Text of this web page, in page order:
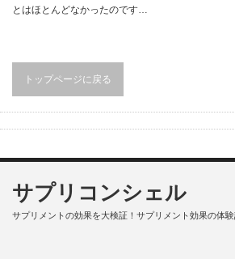
とはほとんどなかったのです…
トップページに戻る
サプリコンシェル
サプリメントの効果を大検証！サプリメント効果の体